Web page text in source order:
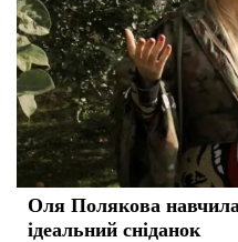
Оля Полякова навчила
ідеальний сніданок